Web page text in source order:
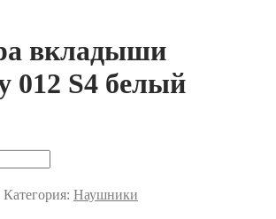
вкладыши
012 S4 белый
Категория: Наушники